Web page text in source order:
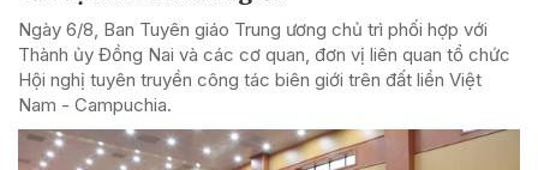
Ngày 6/8, Ban Tuyên giáo Trung ương chủ trì phối hợp với
Thành ủy Đồng Nai và các cơ quan, đơn vị liên quan tổ chức
Hội nghị tuyên truyền công tác biên giới trên đất liền Việt
Nam - Campuchia.